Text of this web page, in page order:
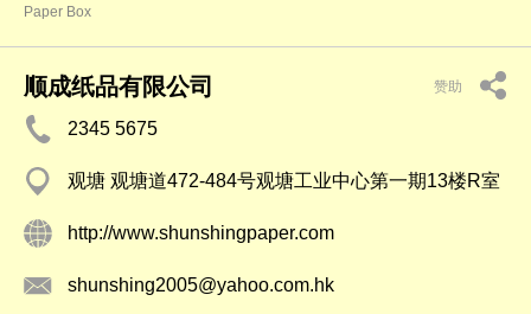
Paper Box
顺成纸品有限公司 赞助
2345 5675
观塘 观塘道472-484号观塘工业中心第一期13楼R室
http://www.shunshingpaper.com
shunshing2005@yahoo.com.hk